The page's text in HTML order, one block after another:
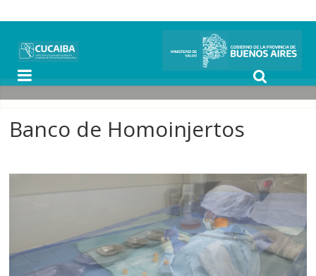
Banco de Homoinjertos